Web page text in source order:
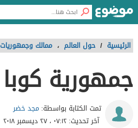
الرئيسية / حول العالم ، ممالك وجمهوريات
جمهورية كوبا
تمت الكتابة بواسطة: مجد خضر
آخر تحديث:٠٧:١٢ ، ٢٧ ديسمبر ٢٠١٨